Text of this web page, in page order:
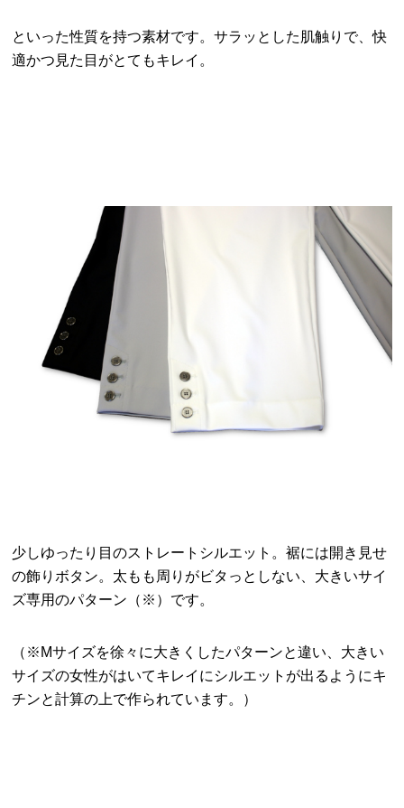
といった性質を持つ素材です。サラッとした肌触りで、快
適かつ見た目がとてもキレイ。
少しゆったり目のストレートシルエット。裾には開き見せ
の飾りボタン。太もも周りがビタっとしない、大きいサイ
ズ専用のパターン（※）です。
（※Mサイズを徐々に大きくしたパターンと違い、大きい
サイズの女性がはいてキレイにシルエットが出るようにキ
チンと計算の上で作られています。）